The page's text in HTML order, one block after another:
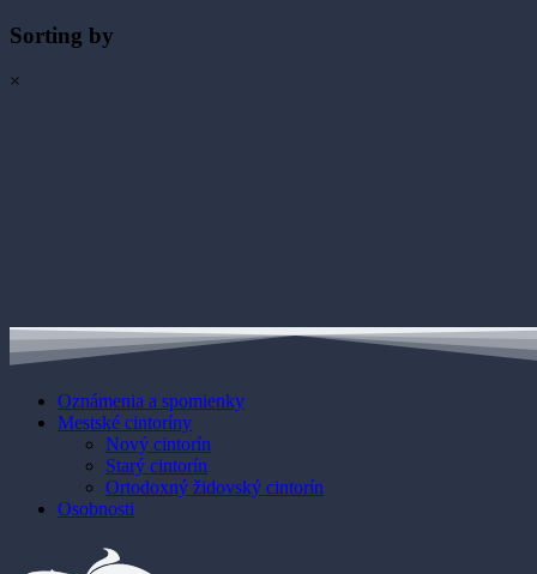
Sorting by
×
Oznámenia a spomienky
Mestské cintoríny
Nový cintorín
Starý cintorín
Ortodoxný židovský cintorín
Osobnosti